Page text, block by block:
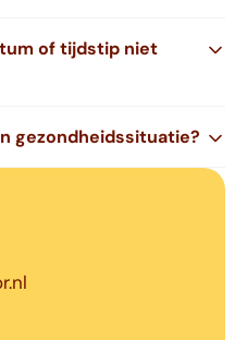
of tijdstip niet
gezondheidssituatie?